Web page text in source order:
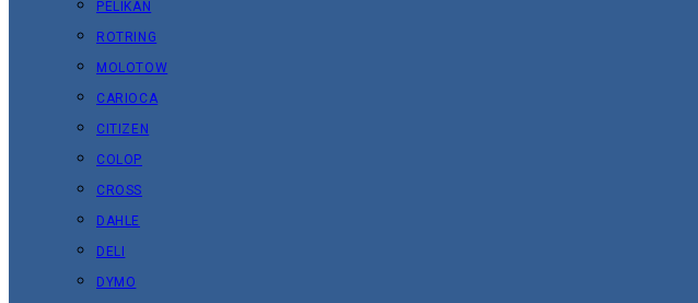
PELIKAN
ROTRING
MOLOTOW
CARIOCA
CITIZEN
COLOP
CROSS
DAHLE
DELI
DYMO